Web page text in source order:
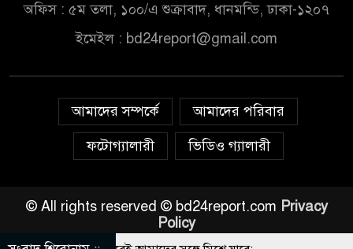
অফিস : ৫ম তলা, ১০০/এ শুক্রাবাদ, ধানমন্ডি, ঢাকা-১২০৭
ইমেইল : bd24report@gmail.com
আমাদের সম্পর্কে
আমাদের পরিবার
ফটোগ্যালারী
ভিডিও গ্যালারী
© All rights reserved © bd24report.com Privacy
Policy